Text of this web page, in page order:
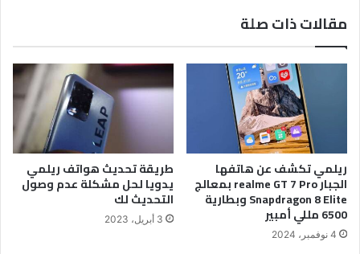
مقالات ذات صلة
ريلمي تكشف عن هاتفها
الجبار realme GT 7 Pro بمعالج
Snapdragon 8 Elite وبطارية
6500 مللي أمبير
4 نوفمبر، 2024
طريقة تحديث هواتف ريلمي
يدويا لحل مشكلة عدم وصول
التحديث لك
3 أبريل، 2023